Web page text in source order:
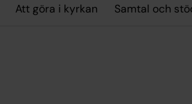
Att göra i kyrkan Samtal och